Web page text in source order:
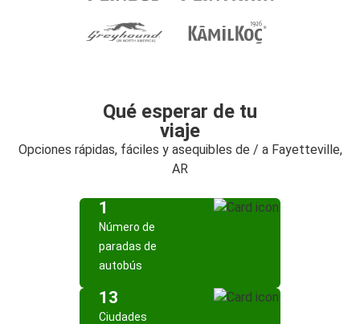
Qué esperar de tu
viaje
Opciones rápidas, fáciles y asequibles de / a Fayetteville,
AR
1
Número de
paradas de
autobús
13
Ciudades